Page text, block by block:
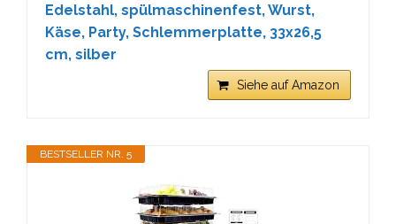
Edelstahl, spülmaschinenfest, Wurst,
Käse, Party, Schlemmerplatte, 33x26,5
cm, silber
Siehe auf Amazon
BESTSELLER NR. 5